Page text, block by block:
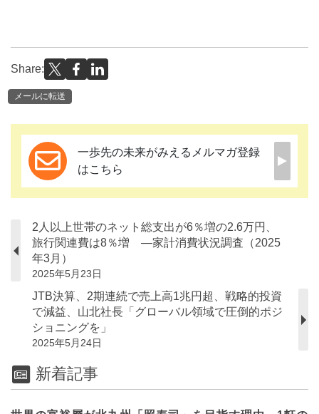
Share:
メールに転送
一歩先の未来がみえるメルマガ登録
はこちら
2人以上世帯のネット総支出が6％増の2.6万円、
旅行関連費は8％増 ―家計消費状況調査（2025
年3月）
2025年5月23日
JTB決算、2期連続で売上高1兆円超、戦略的投資
で減益、山北社長「グローバル領域で圧倒的ポジ
ショニングを」
2025年5月24日
新着記事